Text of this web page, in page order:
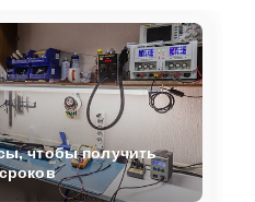
чтобы получить